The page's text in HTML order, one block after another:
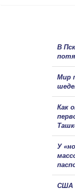
В
Мир
Как
У
США